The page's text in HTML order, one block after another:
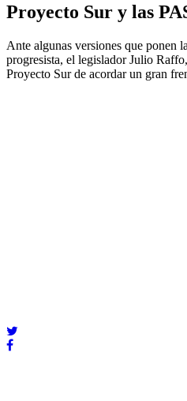
Proyecto Sur y las
Ante algunas versiones que ponen
progresista, el legislador Julio
Proyecto Sur de acordar un gran